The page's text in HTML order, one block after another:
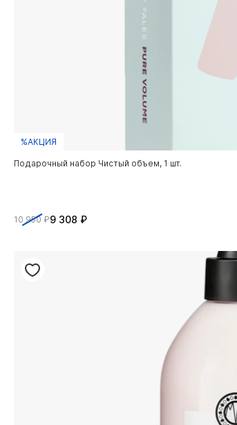
%АКЦИЯ
Подарочный набор Чистый объем, 1 шт.
10 950 ₽9 308 ₽